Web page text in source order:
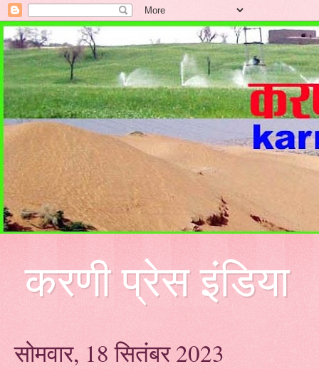
करणी प्रेस इंडिया
सोमवार, 18 सितंबर 2023